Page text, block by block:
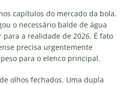
capítulos do mercado da bola.
o necessário balde de água
a realidade de 2026. É fato
precisa urgentemente
para o elenco principal.
olhos fechados. Uma dupla